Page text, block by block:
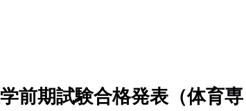
前期試験合格発表（体育専